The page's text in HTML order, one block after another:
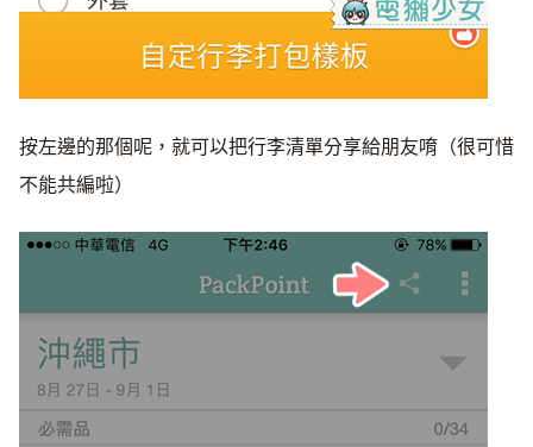
按左邊的那個呢，就可以把行李清單分享給朋友唷（很可惜
不能共編啦）